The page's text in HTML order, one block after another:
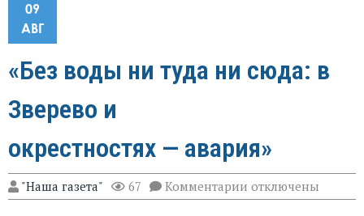
09
АВГ
«Без воды ни туда ни сюда: в
Зверево и
окрестностях — авария»
"Наша газета" 67 Комментарии к
записи
отключены